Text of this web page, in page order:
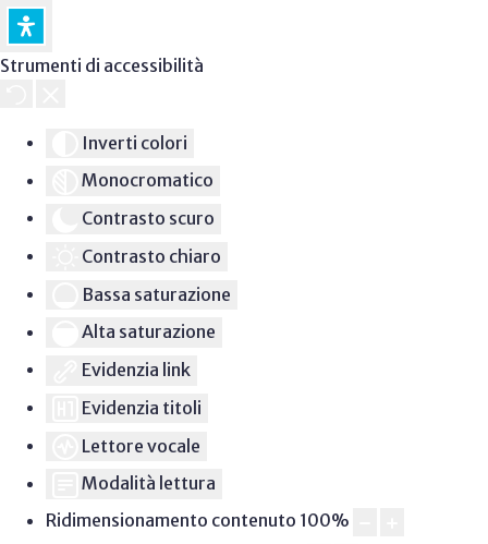
Strumenti di accessibilità
Inverti colori
Monocromatico
Contrasto scuro
Contrasto chiaro
Bassa saturazione
Alta saturazione
Evidenzia link
Evidenzia titoli
Lettore vocale
Modalità lettura
Ridimensionamento contenuto 100%